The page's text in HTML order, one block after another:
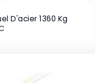
D'acier 1360 Kg